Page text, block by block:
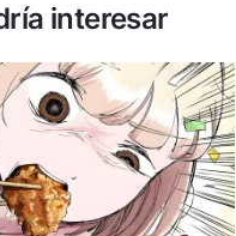
interesar